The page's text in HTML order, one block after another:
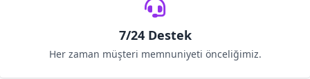
7/24 Destek
Her zaman müşteri memnuniyeti önceliğimiz.